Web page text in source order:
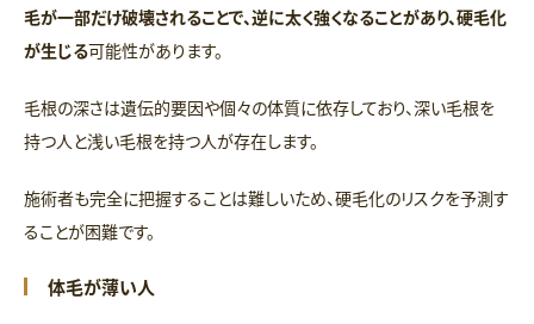
毛が一部だけ破壊されることで、逆に太く強くなることがあり、硬毛化
が生じる可能性があります。
毛根の深さは遺伝的要因や個々の体質に依存しており、深い毛根を
持つ人と浅い毛根を持つ人が存在します。
施術者も完全に把握することは難しいため、硬毛化のリスクを予測す
ることが困難です。
体毛が薄い人